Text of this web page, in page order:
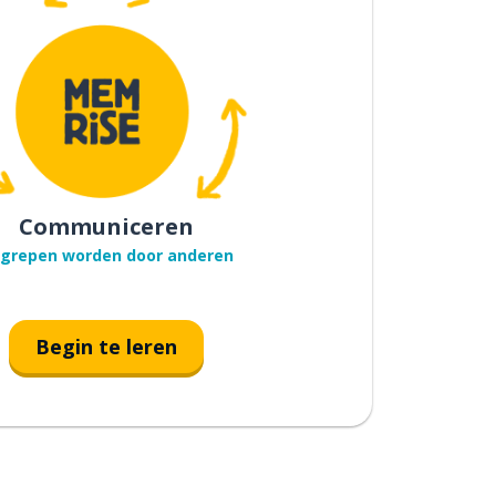
Communiceren
worden door anderen
Begin te leren